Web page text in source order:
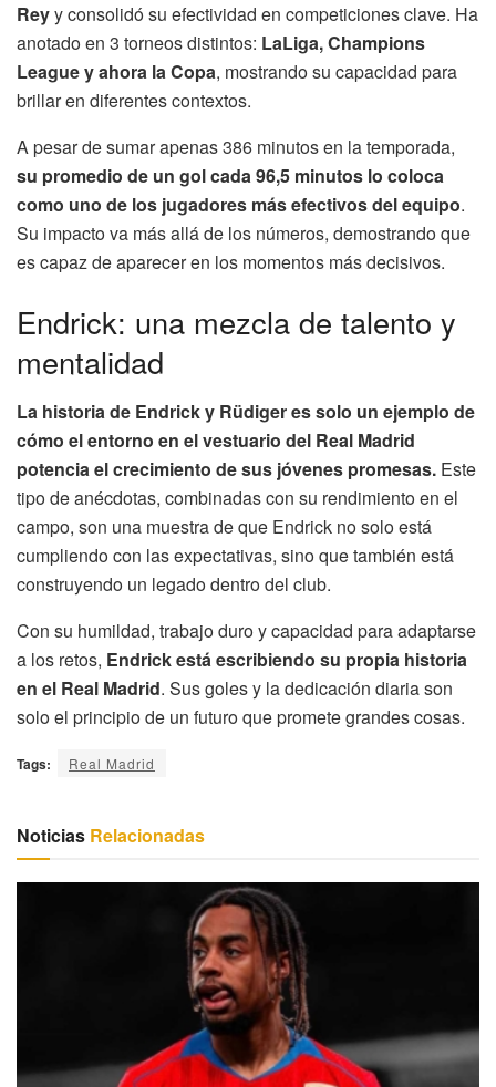
Reyy consolidó su efectividad en competiciones clave. Ha
anotado en 3 torneos distintos: LaLiga, Champions
League y ahora la Copa, mostrando su capacidad para
brillar en diferentes contextos.
A pesar de sumar apenas 386 minutos en la temporada,
su promedio de un gol cada 96,5 minutos lo coloca
como uno de los jugadores más efectivos del equipo.
Su impacto va más allá de los números, demostrando que
es capaz de aparecer en los momentos más decisivos.
Endrick: una mezcla de talento y
mentalidad
La historia de Endrick y Rüdiger es solo un ejemplo de
cómo el entorno en el vestuario del Real Madrid
potencia el crecimiento de sus jóvenes promesas. Este
tipo de anécdotas, combinadas con su rendimiento en el
campo, son una muestra de que Endrick no solo está
cumpliendo con las expectativas, sino que también está
construyendo un legado dentro del club.
Con su humildad, trabajo duro y capacidad para adaptarse
a los retos, Endrick está escribiendo su propia historia
en el Real Madrid. Sus goles y la dedicación diaria son
solo el principio de un futuro que promete grandes cosas.
Tags: Real Madrid
Noticias Relacionadas